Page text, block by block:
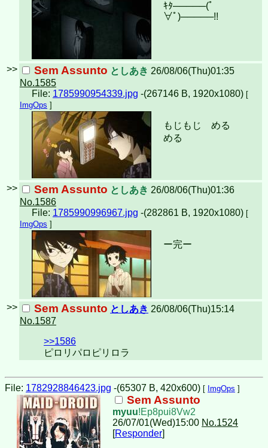
ｷﾀ─────(ﾟ
∀ﾟ)︀─────!!︀
>> Sem Assunto としあき 26/08/06(Thu)01:35
No.1585
File: 1785990954339.jpg -(267146 B, 1920x1080) [
ImgOps ]
もじもじ める
める
>> Sem Assunto としあき 26/08/06(Thu)01:36
No.1586
File: 1785990996967.jpg -(282861 B, 1920x1080) [
ImgOps ]
ー完ー
>> Sem Assunto としあき 26/08/06(Thu)15:14
No.1587
>>1586
ピロリパロピリロラ
File: 1782928846423.jpg -(65307 B, 420x600) [ ImgOps ]
Sem Assunto
myuu!Ep8pui8Vw2
26/07/01(Wed)15:00 No.1524
[Responder]